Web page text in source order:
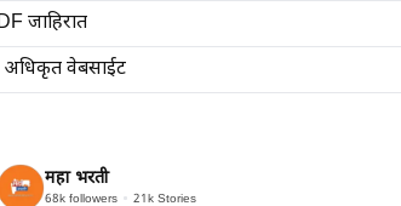
जाहिरात
अधिकृत वेबसाईट
महा भरती
68k followers 21k Stories